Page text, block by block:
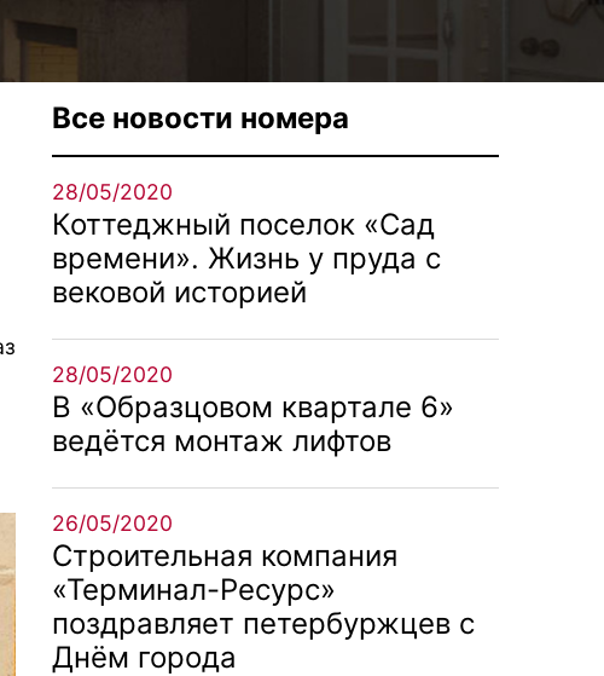
Все новости номера
28/05/2020
Коттеджный поселок «Сад
времени». Жизнь у пруда с
вековой историей
28/05/2020
В «Образцовом квартале 6»
ведётся монтаж лифтов
26/05/2020
Строительная компания
«Терминал-Ресурс»
поздравляет петербуржцев с
Днём города